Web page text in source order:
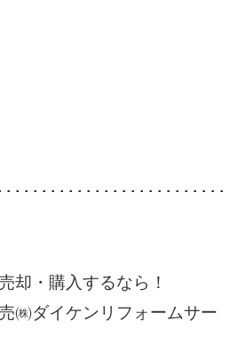
････････････････････････
却・購入するなら！
㈱ダイケンリフォームサー